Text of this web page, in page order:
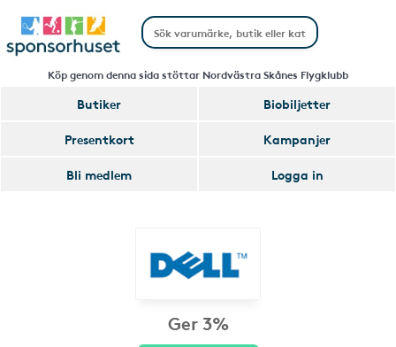
Köp genom denna sida stöttar Nordvästra Skånes Flygklubb
Butiker
Biobiljetter
Presentkort
Kampanjer
Bli medlem
Logga in
Ger 3%